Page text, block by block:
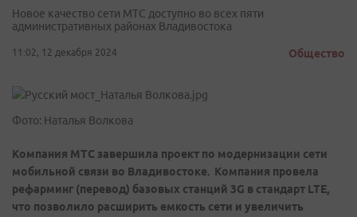
Новое качество сети МТС доступно во всех пяти
административных районах Владивостока
11:02, 12 декабря 2024 Общество
Фото: Наталья Волкова
Компания МТС завершила проект по модернизации сети
мобильной связи во Владивостоке. Компания провела
рефарминг (перевод) базовых станций 3G в стандарт LTE,
что позволило расширить емкость сети и увеличить